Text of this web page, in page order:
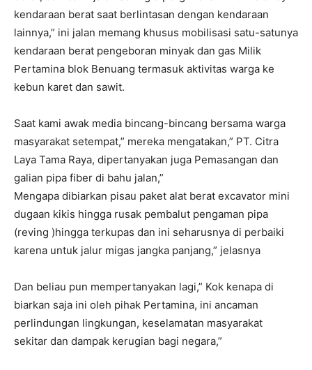
kendaraan berat saat berlintasan dengan kendaraan
lainnya,” ini jalan memang khusus mobilisasi satu-satunya
kendaraan berat pengeboran minyak dan gas Milik
Pertamina blok Benuang termasuk aktivitas warga ke
kebun karet dan sawit.
Saat kami awak media bincang-bincang bersama warga
masyarakat setempat,” mereka mengatakan,” PT. Citra
Laya Tama Raya, dipertanyakan juga Pemasangan dan
galian pipa fiber di bahu jalan,”
Mengapa dibiarkan pisau paket alat berat excavator mini
dugaan kikis hingga rusak pembalut pengaman pipa
(reving )hingga terkupas dan ini seharusnya di perbaiki
karena untuk jalur migas jangka panjang,” jelasnya
Dan beliau pun mempertanyakan lagi,” Kok kenapa di
biarkan saja ini oleh pihak Pertamina, ini ancaman
perlindungan lingkungan, keselamatan masyarakat
sekitar dan dampak kerugian bagi negara,”